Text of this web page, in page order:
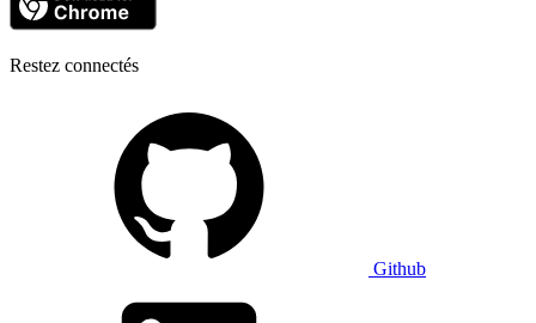
Restez connectés
Github